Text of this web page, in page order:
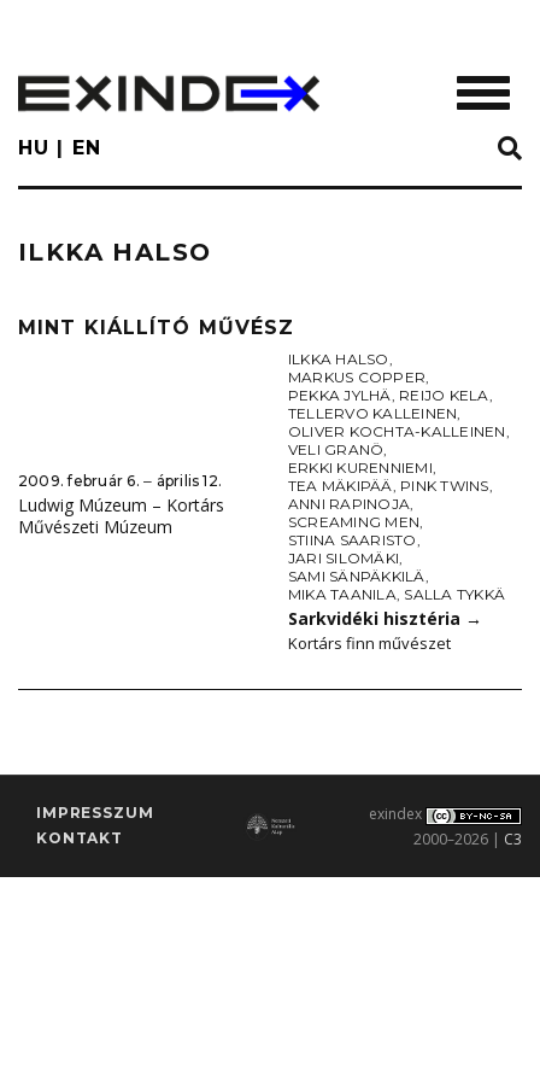
main
content
HU EN
ILKKA HALSO
MINT KIÁLLÍTÓ MŰVÉSZ
2009. február 6. ‒ április 12.
Ludwig Múzeum – Kortárs
Művészeti Múzeum
ILKKA HALSO,
MARKUS COPPER,
PEKKA JYLHÄ, REIJO KELA,
TELLERVO KALLEINEN,
OLIVER KOCHTA-KALLEINEN,
VELI GRANÖ,
ERKKI KURENNIEMI,
TEA MÄKIPÄÄ, PINK TWINS,
ANNI RAPINOJA,
SCREAMING MEN,
STIINA SAARISTO,
JARI SILOMÄKI,
SAMI SÄNPÄKKILÄ,
MIKA TAANILA, SALLA TYKKÄ
Sarkvidéki hisztéria →
Kortárs finn művészet
IMPRESSZUM
KONTAKT
exindex
2000–2026 | C3